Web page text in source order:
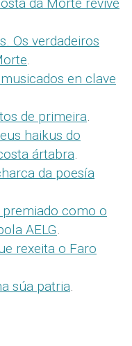
da Morte revive
Os verdadeiros
.
en clave
de primeira.
haikus do
ártabra.
da poesía
como o
AELG.
rexeita o Faro
súa patria.